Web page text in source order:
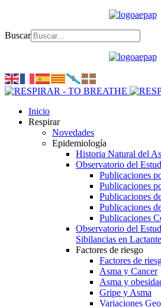
Buscar
Inicio
Respirar
Novedades
Epidemiología
Historia Natural del
Observatorio del
Publicaciones
Publicaciones
Publicaciones
Publicaciones
Publicaciones
Observatorio del
Sibilancias en
Factores de riesgo
Factores de
Asma y Cancer
Asma y
Gripe y Asma
Variaciones